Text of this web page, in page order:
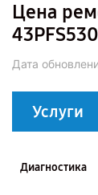
Цена
Дата
Услуги
Диагностика